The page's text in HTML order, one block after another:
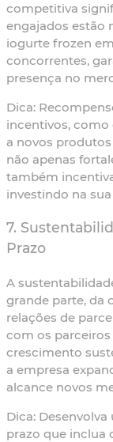
competitiva
engajados estão
iogurte frozen
concorrentes,
presença no
Dica:
incentivos, como
a novos
não apenas
também
investindo na
7.
Prazo
A
grande parte, da
relações de
com os
crescimento
a empresa
alcance novos
Dica:
prazo que inclua